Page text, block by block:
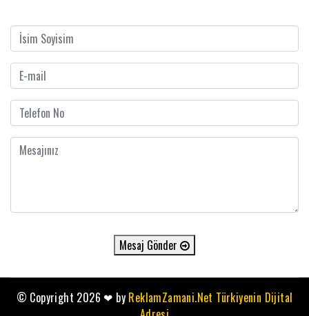
Mesaj Gönder
© Copyright 2026 ❤ by ReklamZamani.Net Türkiyenin Dijital